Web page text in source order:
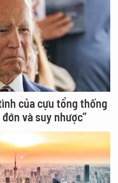
của cựu tổng thống
và suy nhược”